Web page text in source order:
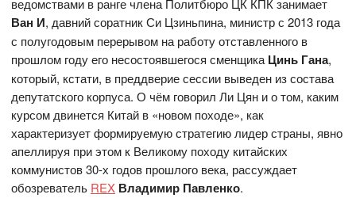
ведомствами в ранге члена Политбюро ЦК КПК занимает
Ван И, давний соратник Си Цзиньпина, министр с 2013 года
с полугодовым перерывом на работу отставленного в
прошлом году его несостоявшегося сменщика Цинь Гана,
который, кстати, в преддверие сессии выведен из состава
депутатского корпуса. О чём говорил Ли Цян и о том, каким
курсом двинется Китай в «новом походе», как
характеризует формируемую стратегию лидер страны, явно
апеллируя при этом к Великому походу китайских
коммунистов 30-х годов прошлого века, рассуждает
обозреватель REX Владимир Павленко.